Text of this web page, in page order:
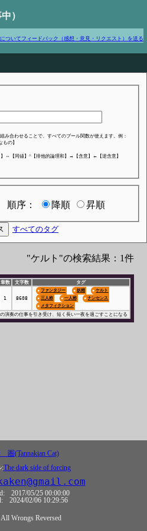
）
ついてフィードバック（感想・意見・リクエスト）を送る
み合わせることで、すべてのブール関数が使えます。例：
の】
⇔【同値】^【排他的論理和】→【含意】←【逆含意】
順序： 降順 昇順
すべてのタグ
"ケルト"の検索結果：1件
章数 文字数 タグ
1 8608
ファンタジー 妖精
ケルト
三人称
一人称
ナンセンス
メタフィクション
演奏の仕事を引き受け、短く長い一夜を過ごすことになる
圏(Tannakian Cat)
:The dark side of forcing
2017/05/25 00:00:00
2024/02/06 10:29:56
Wrongs Reversed